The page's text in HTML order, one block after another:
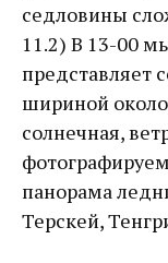
седловины
11.2) В 13-00
представляет
шириной
солнечная,
панорама
Терскей,